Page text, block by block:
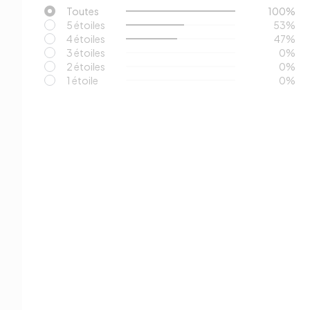
Toutes
100%
5 étoiles
53%
4 étoiles
47%
3 étoiles
0%
2 étoiles
0%
1 étoile
0%